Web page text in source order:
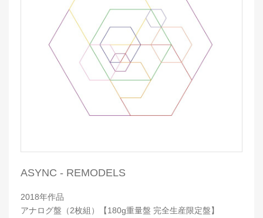
ASYNC - REMODELS
2018年作品
アナログ盤（2枚組）【180g重量盤 完全生産限定盤】